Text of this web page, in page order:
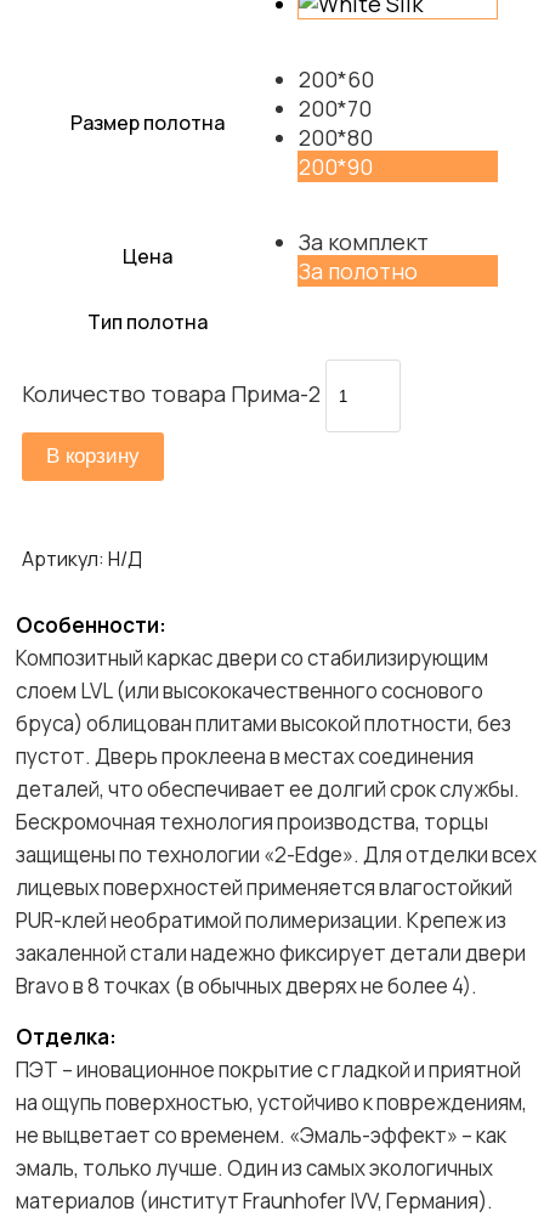
Размер полотна
200*60
200*70
200*80
200*90
Цена
За комплект
За полотно
Тип полотна
Количество товара Прима-2
В корзину
Артикул: Н/Д
Особенности:
Композитный каркас двери со стабилизирующим
слоем LVL (или высококачественного соснового
бруса) облицован плитами высокой плотности, без
пустот. Дверь проклеена в местах соединения
деталей, что обеспечивает ее долгий срок службы.
Бескромочная технология производства, торцы
защищены по технологии «2-Edge». Для отделки всех
лицевых поверхностей применяется влагостойкий
PUR-клей необратимой полимеризации. Крепеж из
закаленной стали надежно фиксирует детали двери
Bravo в 8 точках (в обычных дверях не более 4).
Отделка:
ПЭТ – иновационное покрытие c гладкой и приятной
на ощупь поверхностью, устойчиво к повреждениям,
не выцветает со временем. «Эмаль-эффект» – как
эмаль, только лучше. Один из самых экологичных
материалов (институт Fraunhofer IVV, Германия).